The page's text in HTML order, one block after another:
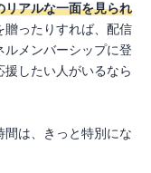
リアルな一面を見られ
贈ったりすれば、配信
メンバーシップに登
したい人がいるなら
間は、きっと特別にな